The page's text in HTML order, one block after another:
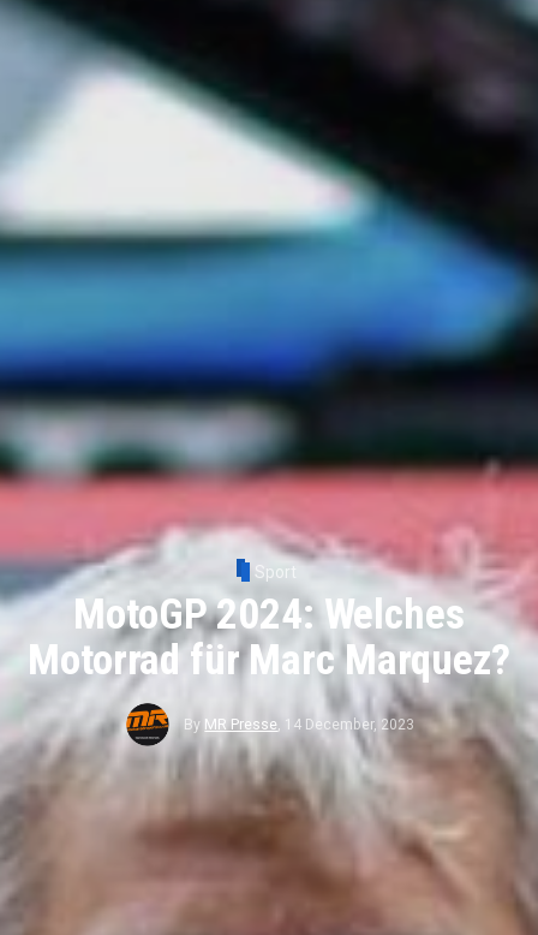
Sport
MotoGP 2024: Welches
Motorrad für Marc Marquez?
By MR Presse, 14 December, 2023